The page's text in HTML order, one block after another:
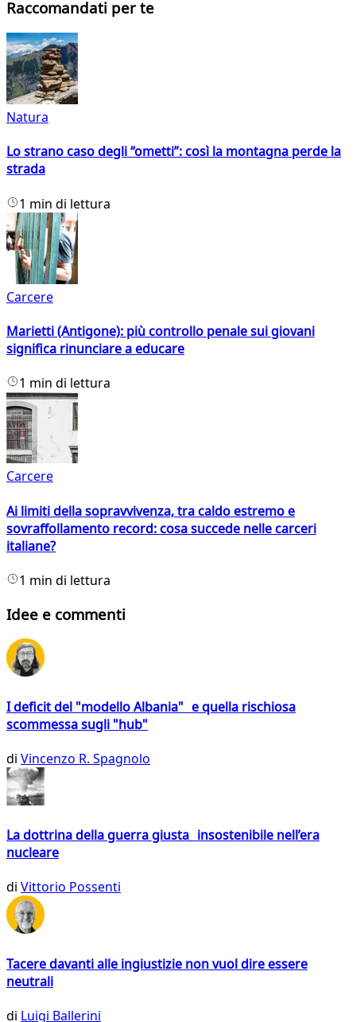
Raccomandati per te
Natura
Lo strano caso degli “ometti”: così la montagna perde la
strada
1 min di lettura
Carcere
Marietti (Antigone): più controllo penale sui giovani
significa rinunciare a educare
1 min di lettura
Carcere
Ai limiti della sopravvivenza, tra caldo estremo e
sovraffollamento record: cosa succede nelle carceri
italiane?
1 min di lettura
Idee e commenti
I deficit del "modello Albania" e quella rischiosa
scommessa sugli "hub"
di Vincenzo R. Spagnolo
La dottrina della guerra giusta insostenibile nell’era
nucleare
di Vittorio Possenti
Tacere davanti alle ingiustizie non vuol dire essere
neutrali
di Luigi Ballerini